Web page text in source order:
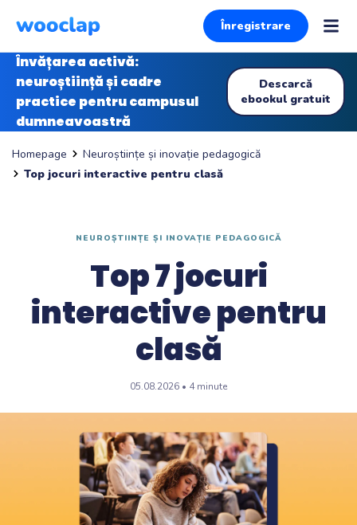
Înregistrare
Învățarea activă:
neuroștiință și cadre
practice pentru campusul
dumneavoastră
Descarcă
ebookul gratuit
Homepage
Neuroștiințe și inovație pedagogică
Top jocuri interactive pentru clasă
NEUROȘTIINȚE ȘI INOVAȚIE PEDAGOGICĂ
Top 7 jocuri
interactive pentru
clasă
05.08.2026 • 4 minute